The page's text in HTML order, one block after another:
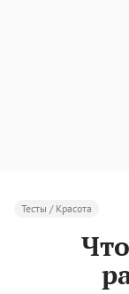
Тесты / Красота